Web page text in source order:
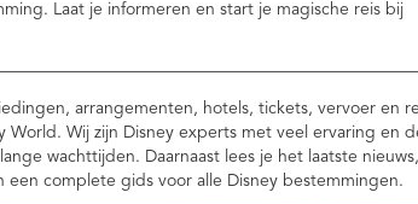
Laat je informeren en start je magische reis bij
arrangementen, hotels, tickets, vervoer en
World. Wij zijn Disney experts met veel ervaring en
wachttijden. Daarnaast lees je het laatste nieuws,
complete gids voor alle Disney bestemmingen.